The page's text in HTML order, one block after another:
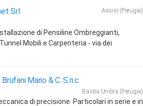
Srl
Assisi (Perugia)
di Pensiline Ombreggianti,
Mobili e Carpenteria - via dei
Brufani Mario & C. S.n.c
Bastia Umbra (Perugia)
di precisione. Particolari in serie e in